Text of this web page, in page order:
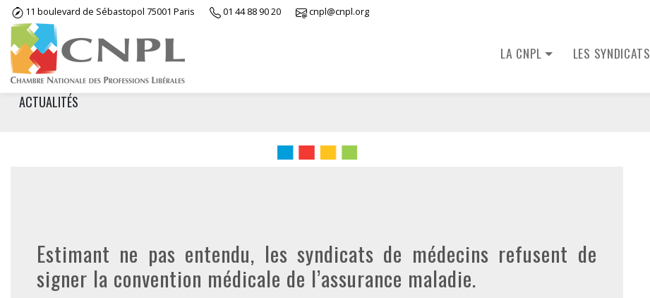
Skip
content
11 boulevard de Sébastopol 75001 Paris 01 44 88 90 20 cnpl@cnpl.org
LA CNPL LES SYNDICATS
ACTUALITÉS
Estimant ne pas entendu, les syndicats de médecins refusent de
signer la convention médicale de l’assurance maladie.